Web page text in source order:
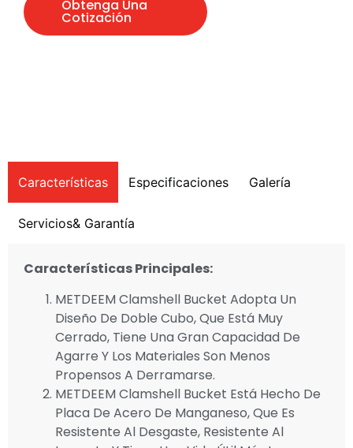
Obtenga Una
Cotización
Características Especificaciones Galería
Servicios& Garantía
Características Principales:
METDEEM Clamshell Bucket Adopta Un
Diseño De Doble Cubo, Que Está Muy
Cerrado, Tiene Una Gran Capacidad De
Agarre Y Los Materiales Son Menos
Propensos A Derramarse.
METDEEM Clamshell Bucket Está Hecho De
Placa De Acero De Manganeso, Que Es
Resistente Al Desgaste, Resistente Al